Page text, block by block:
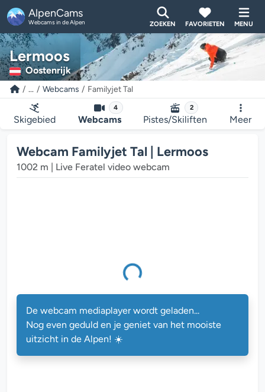
AlpenCams
Webcams in de Alpen ZOEKEN FAVORIETEN MENU
Lermoos
Oostenrijk
... Webcams Familyjet Tal
Skigebied
4
Webcams
2
Pistes/Skiliften Meer
Webcam Familyjet Tal | Lermoos
1002 m | Live Feratel video webcam
mediaplayer wordt geladen...
De webcam mediaplayer wordt geladen...
Nog even geduld en je geniet van het mooiste
uitzicht in de Alpen! ☀️